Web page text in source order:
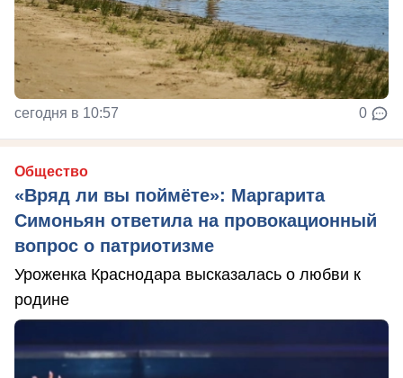
сегодня в 10:57 0
Общество
«Вряд ли вы поймёте»: Маргарита
Симоньян ответила на провокационный
вопрос о патриотизме
Уроженка Краснодара высказалась о любви к
родине